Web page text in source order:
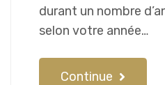
durant un nombre
selon votre année…
Continue